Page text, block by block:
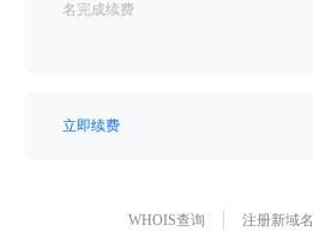
名完成续费
立即续费
WHOIS查询 注册新域名